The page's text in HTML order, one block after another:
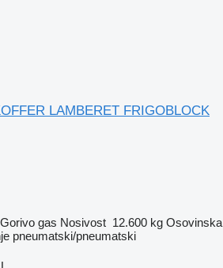
LAMBERET FRIGOBLOCK
Gorivo gas Nosivost 12.600 kg Osovinska
pneumatski/pneumatski